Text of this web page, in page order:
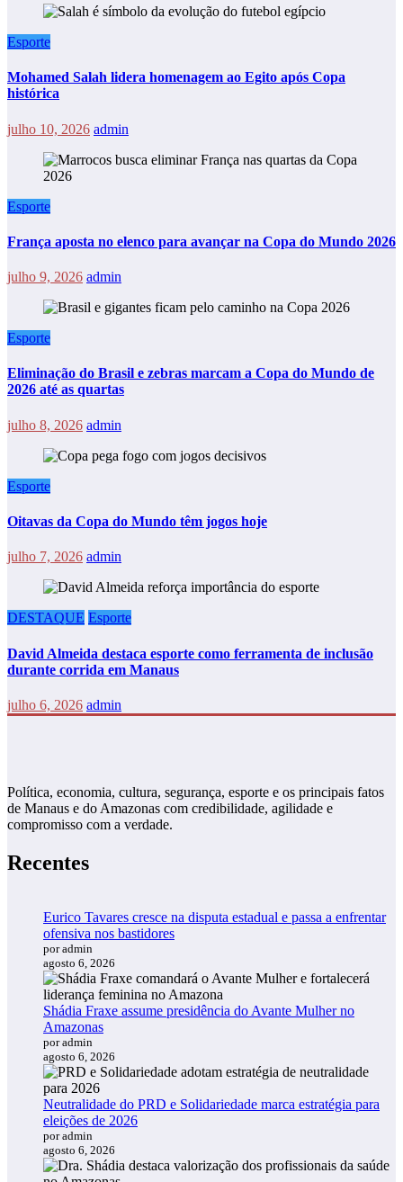
Esporte
Mohamed Salah lidera homenagem ao Egito após Copa
histórica
julho 10, 2026 admin
Esporte
França aposta no elenco para avançar na Copa do Mundo 2026
julho 9, 2026 admin
Esporte
Eliminação do Brasil e zebras marcam a Copa do Mundo de
2026 até as quartas
julho 8, 2026 admin
Esporte
Oitavas da Copa do Mundo têm jogos hoje
julho 7, 2026 admin
DESTAQUE Esporte
David Almeida destaca esporte como ferramenta de inclusão
durante corrida em Manaus
julho 6, 2026 admin
Política, economia, cultura, segurança, esporte e os principais fatos
de Manaus e do Amazonas com credibilidade, agilidade e
compromisso com a verdade.
Recentes
Eurico Tavares cresce na disputa estadual e passa a enfrentar
ofensiva nos bastidores
por admin
agosto 6, 2026
Shádia Fraxe assume presidência do Avante Mulher no
Amazonas
por admin
agosto 6, 2026
Neutralidade do PRD e Solidariedade marca estratégia para
eleições de 2026
por admin
agosto 6, 2026